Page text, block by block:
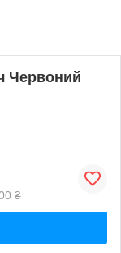
Червоний
₴